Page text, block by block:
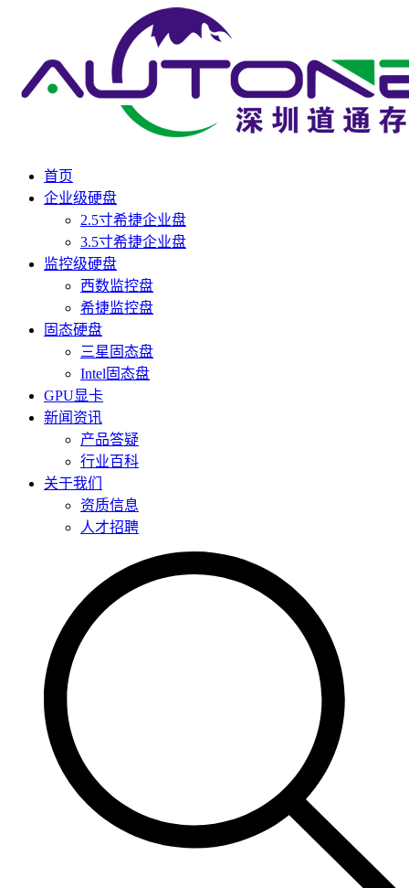
首页
企业级硬盘
2.5寸希捷企业盘
3.5寸希捷企业盘
监控级硬盘
西数监控盘
希捷监控盘
固态硬盘
三星固态盘
Intel固态盘
GPU显卡
新闻资讯
产品答疑
行业百科
关于我们
资质信息
人才招聘